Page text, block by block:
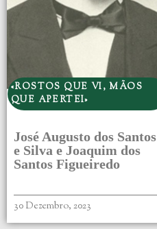
«ROSTOS QUE VI, MÃOS
QUE APERTEI»
José Augusto dos Santos
e Silva e Joaquim dos
Santos Figueiredo
30 Dezembro, 2023